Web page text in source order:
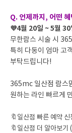
Q. 언제까지, 어떤
💜4월 20일 ~ 5월
무한람스 시술 시
특히 다둥이 엄마 고
부탁드립니다!
365mc 일산점 람스
원하는 라인 빠르게
🔖 일산점 빠른 예약 신
🔖 일산점 더 알아보기